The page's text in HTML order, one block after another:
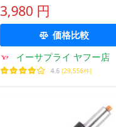
3,980 円
価格比較
イーサプライ ヤフー店
4.6 (29,556件)